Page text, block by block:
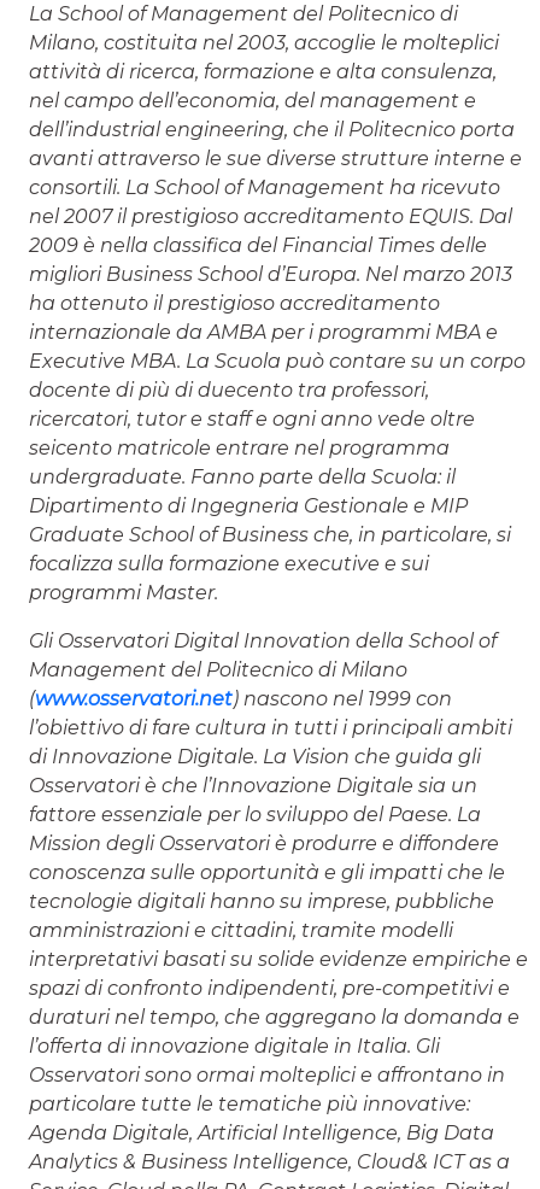
La School of Management del Politecnico di
Milano, costituita nel 2003, accoglie le molteplici
attività di ricerca, formazione e alta consulenza,
nel campo dell’economia, del management e
dell’industrial engineering, che il Politecnico porta
avanti attraverso le sue diverse strutture interne e
consortili. La School of Management ha ricevuto
nel 2007 il prestigioso accreditamento EQUIS. Dal
2009 è nella classifica del Financial Times delle
migliori Business School d’Europa. Nel marzo 2013
ha ottenuto il prestigioso accreditamento
internazionale da AMBA per i programmi MBA e
Executive MBA. La Scuola può contare su un corpo
docente di più di duecento tra professori,
ricercatori, tutor e staff e ogni anno vede oltre
seicento matricole entrare nel programma
undergraduate. Fanno parte della Scuola: il
Dipartimento di Ingegneria Gestionale e MIP
Graduate School of Business che, in particolare, si
focalizza sulla formazione executive e sui
programmi Master.
Gli Osservatori Digital Innovation della School of
Management del Politecnico di Milano
(www.osservatori.net) nascono nel 1999 con
l’obiettivo di fare cultura in tutti i principali ambiti
di Innovazione Digitale. La Vision che guida gli
Osservatori è che l’Innovazione Digitale sia un
fattore essenziale per lo sviluppo del Paese. La
Mission degli Osservatori è produrre e diffondere
conoscenza sulle opportunità e gli impatti che le
tecnologie digitali hanno su imprese, pubbliche
amministrazioni e cittadini, tramite modelli
interpretativi basati su solide evidenze empiriche e
spazi di confronto indipendenti, pre-competitivi e
duraturi nel tempo, che aggregano la domanda e
l’offerta di innovazione digitale in Italia. Gli
Osservatori sono ormai molteplici e affrontano in
particolare tutte le tematiche più innovative:
Agenda Digitale, Artificial Intelligence, Big Data
Analytics & Business Intelligence, Cloud& ICT as a